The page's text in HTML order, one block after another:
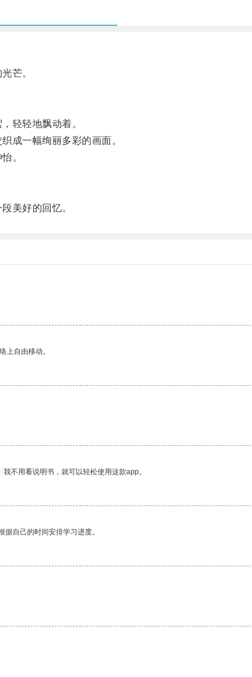
芒。
轻轻地飘动着。
成一幅绚丽多彩的画面。
。
美好的回忆。
上自由移动。
不用看说明书，就可以轻松使用这款app。
自己的时间安排学习进度。